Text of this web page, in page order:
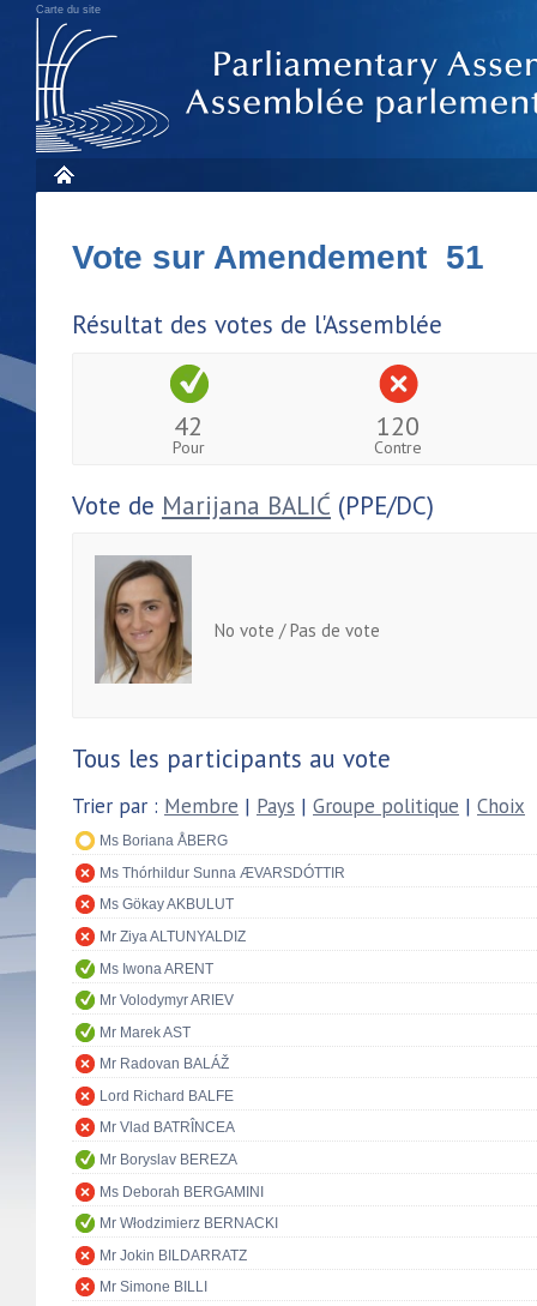
Carte du site
Vote sur Amendement 51
Résultat des votes de l'Assemblée
42
Pour
120
Contre
Vote de Marijana BALIĆ (PPE/DC)
No vote / Pas de vote
Tous les participants au vote
Trier par : Membre | Pays | Groupe politique | Choix
Ms Boriana ÅBERG
Ms Thórhildur Sunna ÆVARSDÓTTIR
Ms Gökay AKBULUT
Mr Ziya ALTUNYALDIZ
Ms Iwona ARENT
Mr Volodymyr ARIEV
Mr Marek AST
Mr Radovan BALÁŽ
Lord Richard BALFE
Mr Vlad BATRÎNCEA
Mr Boryslav BEREZA
Ms Deborah BERGAMINI
Mr Włodzimierz BERNACKI
Mr Jokin BILDARRATZ
Mr Simone BILLI